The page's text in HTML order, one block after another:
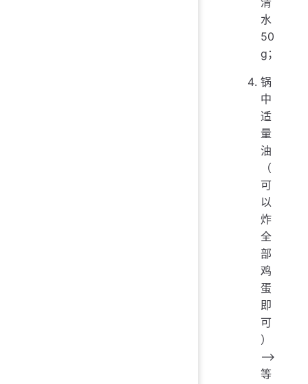
水
50
g；
锅
中
适
量
油
（
可
以
炸
全
部
鸡
蛋
即
可
）
——>
等